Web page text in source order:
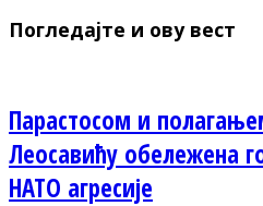
Погледајте и ову вест
Парастосом и
Леосавићу обележена
НАТО агресије